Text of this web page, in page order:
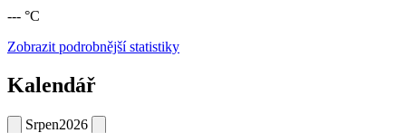
--- °C
Zobrazit podrobnější statistiky
Kalendář
Srpen2026